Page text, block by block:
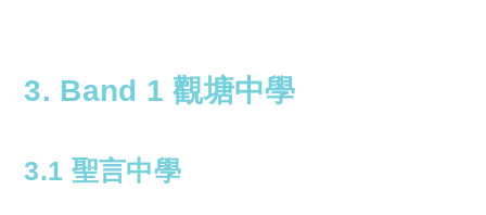
3. Band 1 觀塘中學
3.1 聖言中學